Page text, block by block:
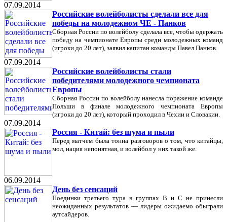
07.09.2014
Российские волейболисты сделали все для
победы на молодежном ЧЕ - Панков
Сборная России по волейболу сделала все, чтобы одержать
победу на чемпионате Европы среди молодежных команд
(игроки до 20 лет), заявил капитан команды Павел Панков.
07.09.2014
Российские волейболисты стали
победителями молодежного чемпионата
Европы
Сборная России по волейболу нанесла поражение команде
Польши в финале молодежного чемпионата Европы
(игроки до 20 лет), который проходил в Чехии и Словакии.
07.09.2014
Россия - Китай: без шума и пыли
Перед матчем была тонна разговоров о том, что китайцы,
мол, нация непонятная, и волейбол у них такой же.
06.09.2014
День без сенсаций
Поединки третьего тура в группах В и С не принесли
неожиданных результатов — лидеры ожидаемо обыграли
аутсайдеров.